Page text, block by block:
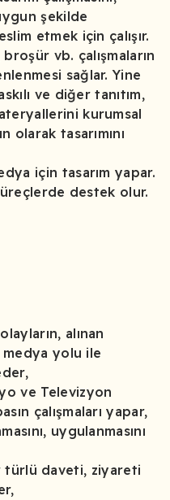
şekilde
etmek için çalışır.
vb. çalışmaların
sağlar. Yine
ve diğer tanıtım,
kurumsal
tasarımını
için tasarım yapar.
destek olur.
alınan
yolu ile
ve Televizyon
çalışmaları yapar,
uygulanmasını
türlü daveti, ziyareti